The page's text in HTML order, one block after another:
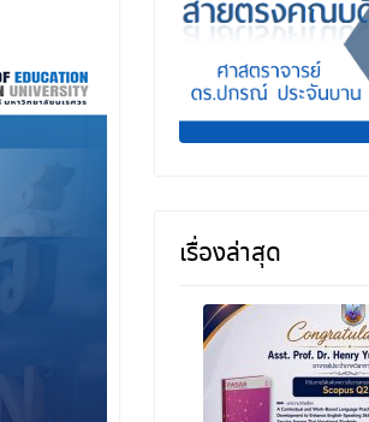
เรื่องล่าสุด